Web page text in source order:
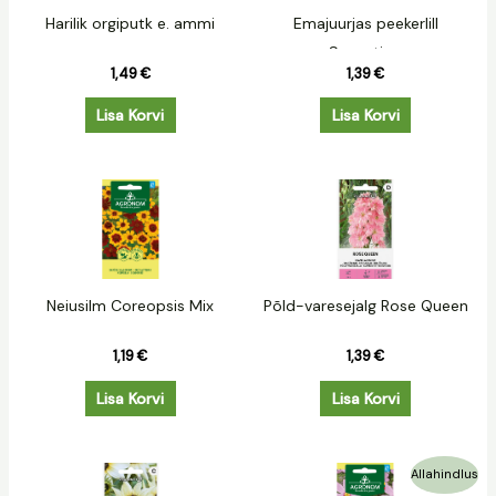
Harilik orgiputk e. ammi
1,49€
Lisa Korvi
Emajuurjas peekerlill
Sensation
1,39€
Lisa Korvi
Neiusilm Coreopsis Mix
1,19€
Lisa Korvi
Põld-varesejalg Rose Queen
1,39€
Lisa Korvi
Allahindlus
Algne
hind
Praegune
hind